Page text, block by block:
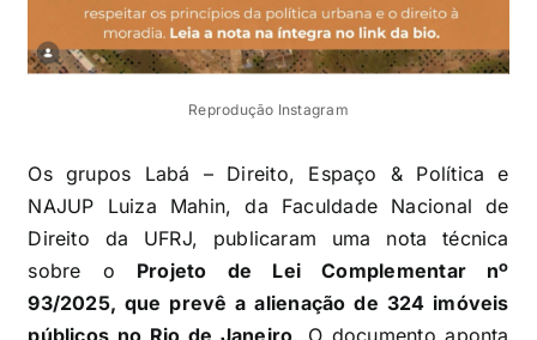
Reprodução Instagram
Os grupos Labá – Direito, Espaço & Política e
NAJUP Luiza Mahin, da Faculdade Nacional de
Direito da UFRJ, publicaram uma nota técnica
sobre o Projeto de Lei Complementar nº
93/2025, que prevê a alienação de 324 imóveis
públicos no Rio de Janeiro. O documento aponta